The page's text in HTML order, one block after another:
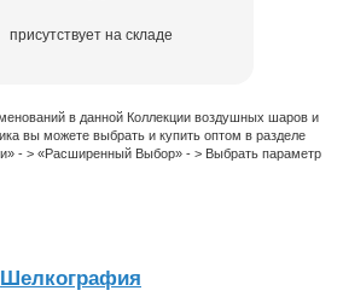
присутствует на складе
в данной Коллекции воздушных шаров и
вы можете выбрать и купить оптом в разделе
- > «Расширенный Выбор» - > Выбрать параметр
Шелкография